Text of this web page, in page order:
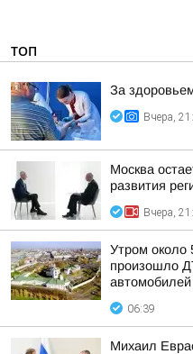
ТОП
За
Вчера,
Москва
развития
Вчера,
Утром около
произошло
автомобилей
06:39
Михаил